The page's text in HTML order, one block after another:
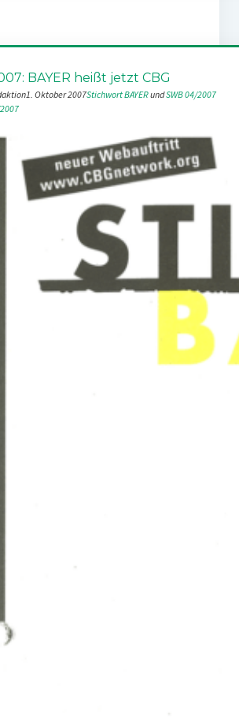
BAYER heißt jetzt CBG
1. Oktober 2007Stichwort BAYER und SWB 04/2007